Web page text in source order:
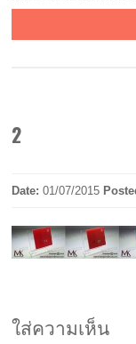
2
Date:01/07/2015
ใส่ความเห็น